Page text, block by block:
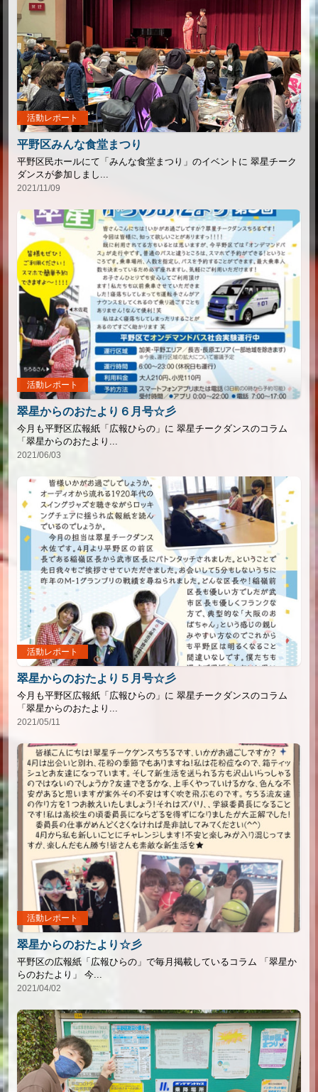
活動レポート
平野区みんな食堂まつり
平野区民ホールにて「みんな食堂まつり」のイベントに 翠星チーク
ダンスが参加しまし...
2021/11/09
活動レポート
翠星からのおたより６月号☆彡
今月も平野区広報紙「広報ひらの」に 翠星チークダンスのコラム
「翠星からのおたより...
2021/06/03
活動レポート
翠星からのおたより５月号☆彡
今月も平野区広報紙「広報ひらの」に 翠星チークダンスのコラム
「翠星からのおたより...
2021/05/11
活動レポート
翠星からのおたより☆彡
平野区の広報紙「広報ひらの」で毎月掲載しているコラム 「翠星か
らのおたより」 今...
2021/04/02